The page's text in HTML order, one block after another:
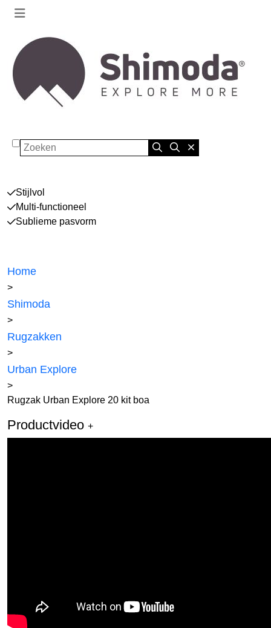
Zoeken
Stijlvol
Multi-functioneel
Sublieme pasvorm
Home
>
Shimoda
>
Rugzakken
>
Urban Explore
>
Rugzak Urban Explore 20 kit boa
Productvideo +